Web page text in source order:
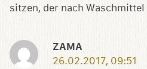
sitzen, der nach
ZAMA
26.02.2017, 09:51